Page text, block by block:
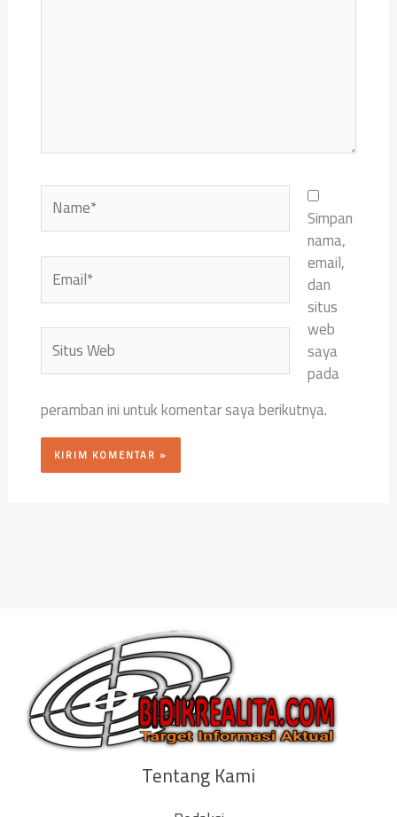
Name*
Email*
Situs
Web
Simpan
nama,
email,
dan
situs
web
saya
pada
peramban ini untuk komentar saya berikutnya.
Tentang Kami